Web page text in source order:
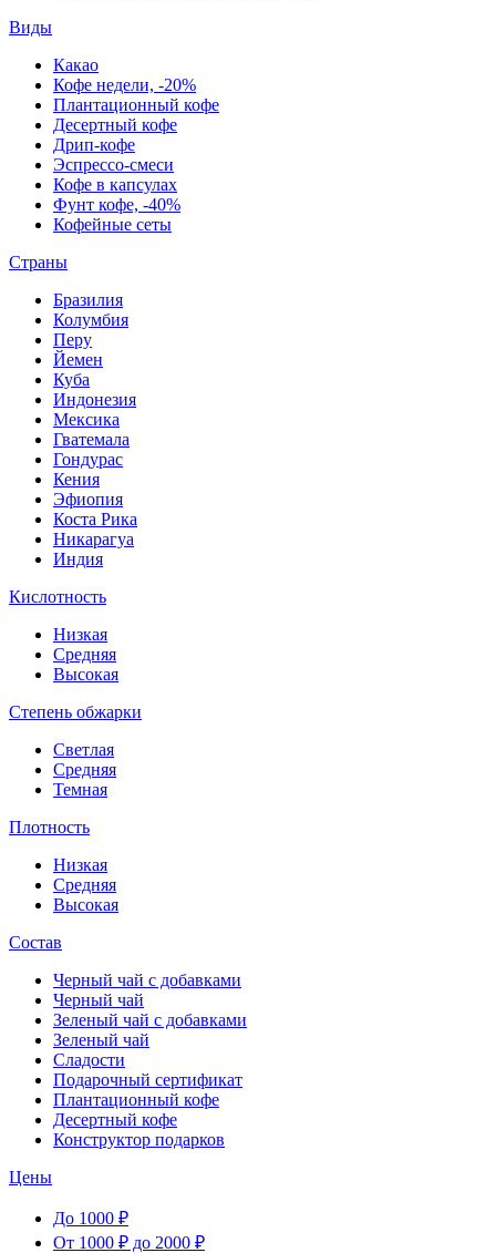
Виды
Какао
Кофе недели, -20%
Плантационный кофе
Десертный кофе
Дрип-кофе
Эспрессо-смеси
Кофе в капсулах
Фунт кофе, -40%
Кофейные сеты
Страны
Бразилия
Колумбия
Перу
Йемен
Куба
Индонезия
Мексика
Гватемала
Гондурас
Кения
Эфиопия
Коста Рика
Никарагуа
Индия
Кислотность
Низкая
Средняя
Высокая
Степень обжарки
Светлая
Средняя
Темная
Плотность
Низкая
Средняя
Высокая
Состав
Черный чай с добавками
Черный чай
Зеленый чай с добавками
Зеленый чай
Сладости
Подарочный сертификат
Плантационный кофе
Десертный кофе
Конструктор подарков
Цены
До 1000 ₽
От 1000 ₽ до 2000 ₽